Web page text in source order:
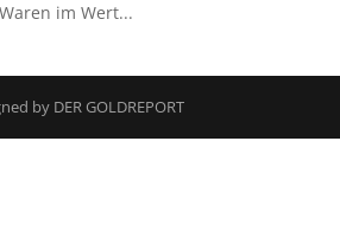
im Wert...
by DER GOLDREPORT